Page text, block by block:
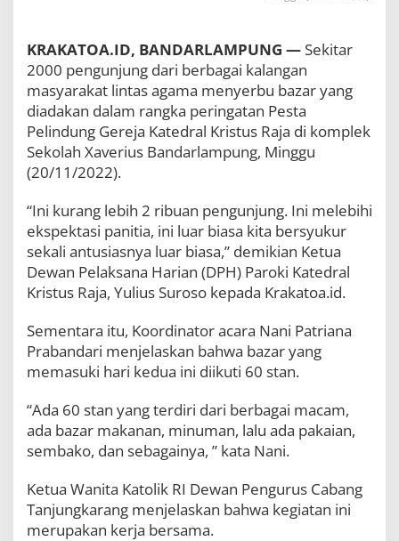
i
n
g
a
t
a
n
P
t
a
e
l
i
d
u
n
g
e
r
e
j
K
t
KRAKATOA.ID, BANDARLAMPUNG — Sekitar
2000 pengunjung dari berbagai kalangan
masyarakat lintas agama menyerbu bazar yang
diadakan dalam rangka peringatan Pesta
Pelindung Gereja Katedral Kristus Raja di komplek
Sekolah Xaverius Bandarlampung, Minggu
(20/11/2022).
“Ini kurang lebih 2 ribuan pengunjung. Ini melebihi
ekspektasi panitia, ini luar biasa kita bersyukur
sekali antusiasnya luar biasa,” demikian Ketua
Dewan Pelaksana Harian (DPH) Paroki Katedral
Kristus Raja, Yulius Suroso kepada Krakatoa.id.
Sementara itu, Koordinator acara Nani Patriana
Prabandari menjelaskan bahwa bazar yang
memasuki hari kedua ini diikuti 60 stan.
“Ada 60 stan yang terdiri dari berbagai macam,
ada bazar makanan, minuman, lalu ada pakaian,
sembako, dan sebagainya, ” kata Nani.
Ketua Wanita Katolik RI Dewan Pengurus Cabang
Tanjungkarang menjelaskan bahwa kegiatan ini
merupakan kerja bersama.